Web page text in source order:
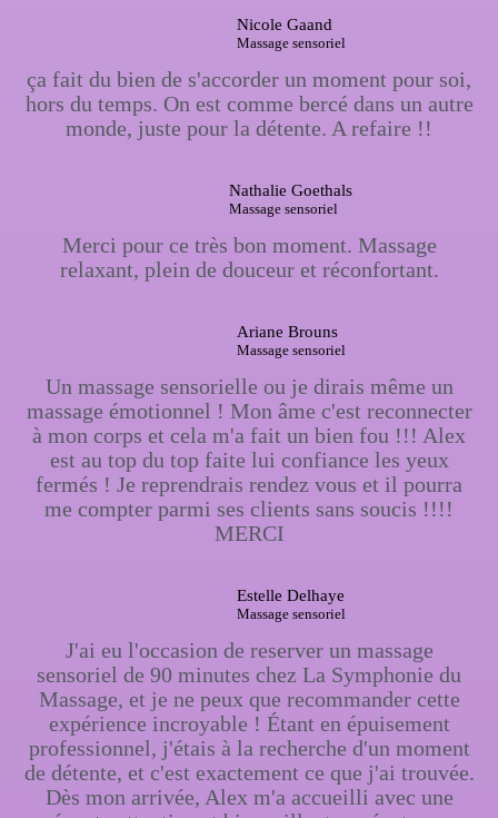
Nicole Gaand
Massage sensoriel
ça fait du bien de s'accorder un moment pour soi,
hors du temps. On est comme bercé dans un autre
monde, juste pour la détente. A refaire !!
Nathalie Goethals
Massage sensoriel
Merci pour ce très bon moment. Massage
relaxant, plein de douceur et réconfortant.
Ariane Brouns
Massage sensoriel
Un massage sensorielle ou je dirais même un
massage émotionnel ! Mon âme c'est reconnecter
à mon corps et cela m'a fait un bien fou !!! Alex
est au top du top faite lui confiance les yeux
fermés ! Je reprendrais rendez vous et il pourra
me compter parmi ses clients sans soucis !!!!
MERCI
Estelle Delhaye
Massage sensoriel
J'ai eu l'occasion de reserver un massage
sensoriel de 90 minutes chez La Symphonie du
Massage, et je ne peux que recommander cette
expérience incroyable ! Étant en épuisement
professionnel, j'étais à la recherche d'un moment
de détente, et c'est exactement ce que j'ai trouvée.
Dès mon arrivée, Alex m'a accueilli avec une